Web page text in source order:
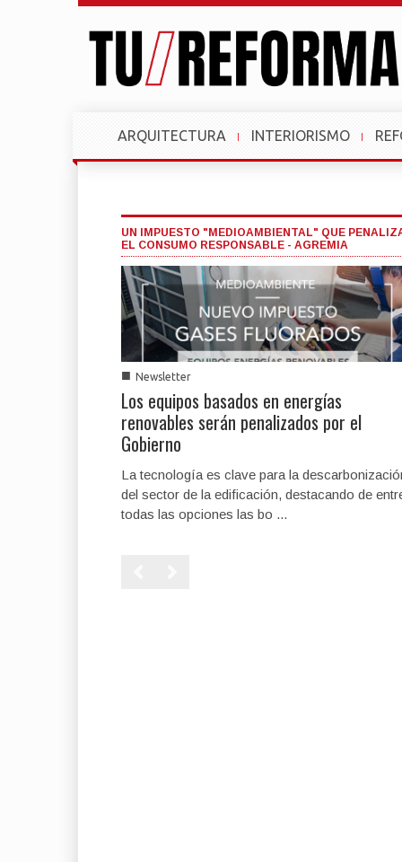
ARQUITECTURA INTERIORISMO
UN IMPUESTO "MEDIOAMBIENTAL" QUE
EL CONSUMO RESPONSABLE - AGREMIA
■ Newsletter
Los equipos basados en energías
renovables serán penalizados por el
Gobierno
La tecnología es clave para la
del sector de la edificación, destacando de
todas las opciones las bo ...